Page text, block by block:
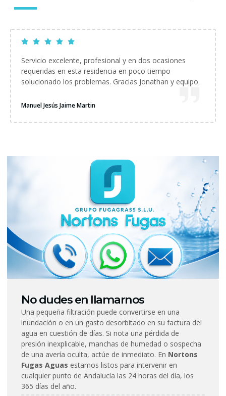
Servicio excelente, profesional y en dos ocasiones
requeridas en esta residencia en poco tiempo
solucionado los problemas. Gracias Jonathan y equipo.
Manuel Jesús Jaime Martin
No dudes en llamarnos
Una pequeña filtración puede convertirse en una
inundación o en un gasto desorbitado en su factura del
agua en cuestión de días. Si nota una pérdida de
presión inexplicable, manchas de humedad o sospecha
de una avería oculta, actúe de inmediato. En Nortons
Fugas Aguas estamos listos para intervenir en
cualquier punto de Andalucía las 24 horas del día, los
365 días del año.